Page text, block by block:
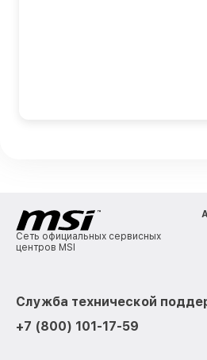
Сеть официальных сервисных
центров MSI
Служба технической
+7 (800) 101-17-59